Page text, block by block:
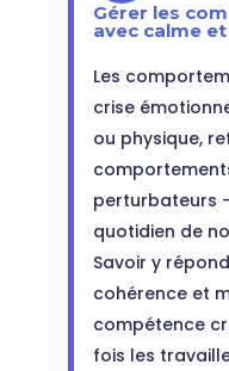
Gérer les
avec calme
Les
crise
ou physique,
perturbateurs
quotidien de
Savoir y
cohérence et
compétence
fois les